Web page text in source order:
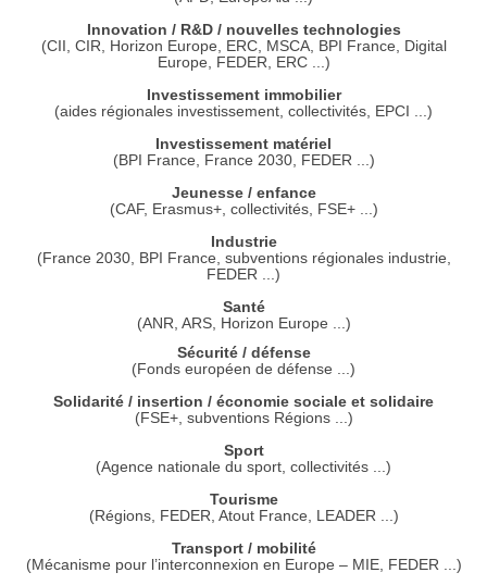
Innovation / R&D / nouvelles technologies
(CII, CIR, Horizon Europe, ERC, MSCA, BPI France, Digital
Europe, FEDER, ERC ...)
Investissement immobilier
(aides régionales investissement, collectivités, EPCI ...)
Investissement matériel
(BPI France, France 2030, FEDER ...)
Jeunesse / enfance
(CAF, Erasmus+, collectivités, FSE+ ...)
Industrie
(France 2030, BPI France, subventions régionales industrie,
FEDER ...)
Santé
(ANR, ARS, Horizon Europe ...)
Sécurité / défense
(Fonds européen de défense ...)
Solidarité / insertion / économie sociale et solidaire
(FSE+, subventions Régions ...)
Sport
(Agence nationale du sport, collectivités ...)
Tourisme
(Régions, FEDER, Atout France, LEADER ...)
Transport / mobilité
(Mécanisme pour l’interconnexion en Europe – MIE, FEDER ...)